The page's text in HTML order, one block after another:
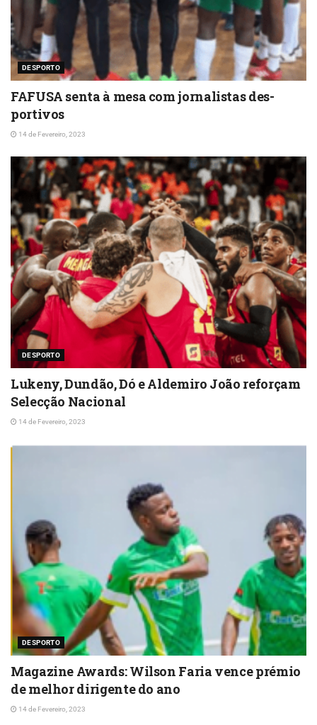
DESPORTO
FAFUSA senta à mesa com jornalistas des-
portivos
14 de Fevereiro, 2023
DESPORTO
Lukeny, Dundão, Dó e Aldemiro João reforçam
Selecção Nacional
14 de Fevereiro, 2023
DESPORTO
Magazine Awards: Wilson Faria vence prémio
de melhor dirigente do ano
14 de Fevereiro, 2023